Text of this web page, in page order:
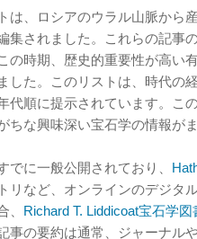
は、ロシアのウラル山脈から
集されました。これらの記事
の時期、歴史的重要性が高い
した。このリストは、時代の
代順に提示されています。こ
ちな興味深い宝石学の情報が
でに一般公開されており、
リなど、オンラインのデジタ
、 Richard T. Liddicoat宝石学図
事の要約は通常、ジャーナル